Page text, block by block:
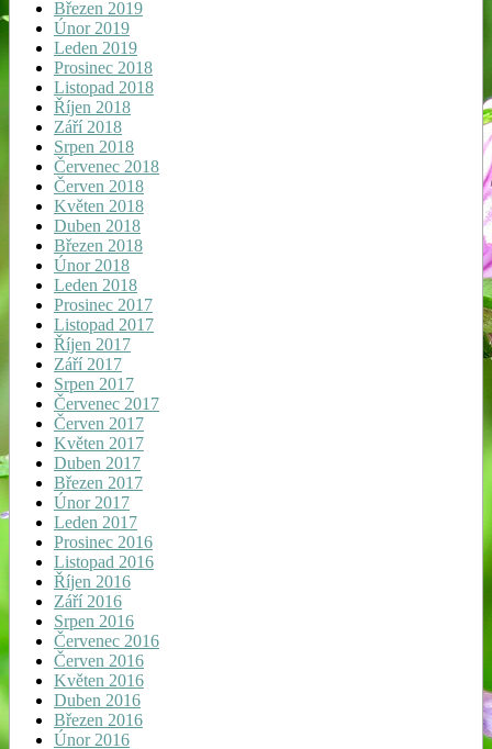
Březen 2019
Únor 2019
Leden 2019
Prosinec 2018
Listopad 2018
Říjen 2018
Září 2018
Srpen 2018
Červenec 2018
Červen 2018
Květen 2018
Duben 2018
Březen 2018
Únor 2018
Leden 2018
Prosinec 2017
Listopad 2017
Říjen 2017
Září 2017
Srpen 2017
Červenec 2017
Červen 2017
Květen 2017
Duben 2017
Březen 2017
Únor 2017
Leden 2017
Prosinec 2016
Listopad 2016
Říjen 2016
Září 2016
Srpen 2016
Červenec 2016
Červen 2016
Květen 2016
Duben 2016
Březen 2016
Únor 2016